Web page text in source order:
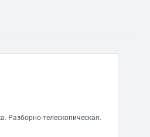
Разборно-телескопическая.